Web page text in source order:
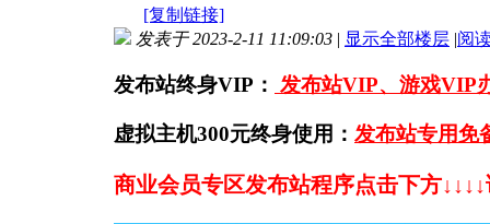
[复制链接]
发表于 2023-2-11 11:09:03 | 显示全部楼层 |阅
发布站终身VIP： 发布站VIP、游戏VIP
虚拟主机300元终身使用： 发布站专用免
商业会员专区发布站程序点击下方